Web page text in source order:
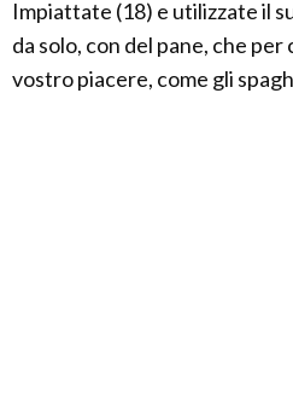
Impiattate (18) e utilizzate il
da solo, con del pane, che per
vostro piacere, come gli